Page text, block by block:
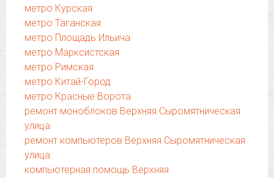
метро Курская
метро Таганская
метро Площадь Ильича
метро Марксистская
метро Римская
метро Китай-Город
метро Красные Ворота
ремонт моноблоков Верхняя Сыромятническая
улица
ремонт компьютеров Верхняя Сыромятническая
улица
компьютерная помощь Верхняя